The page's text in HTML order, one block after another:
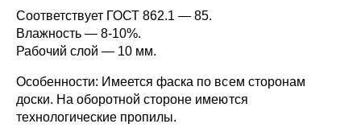
Соответствует ГОСТ 862.1 — 85.
Влажность — 8-10%.
Рабочий слой — 10 мм.
Особенности: Имеется фаска по всем сторонам
доски. На оборотной стороне имеются
технологические пропилы.